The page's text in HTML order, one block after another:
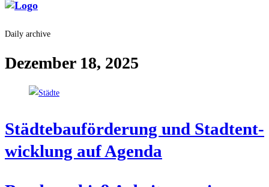
Daily archive
Dezember 18, 2025
Städ­te­bau­för­de­rung und Stadt­ent­
wick­lung auf Agenda